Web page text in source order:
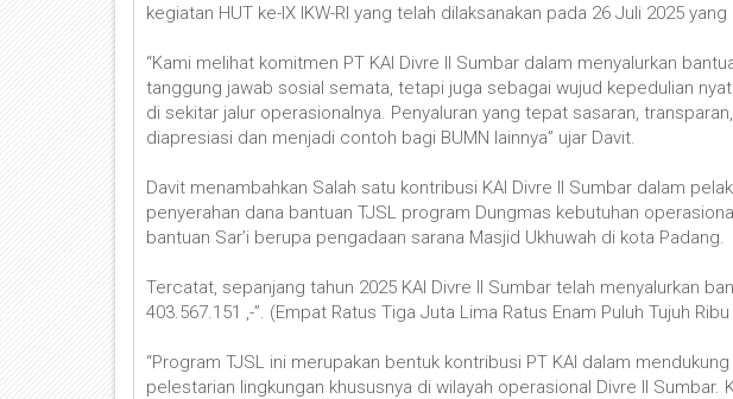
kegiatan HUT ke-IX IKW-RI yang telah dilaksanakan pada 26 Juli 2025 yang
“Kami melihat komitmen PT KAI Divre II Sumbar dalam menyalurkan
tanggung jawab sosial semata, tetapi juga sebagai wujud kepedulian
di sekitar jalur operasionalnya. Penyaluran yang tepat sasaran,
diapresiasi dan menjadi contoh bagi BUMN lainnya” ujar Davit.
Davit menambahkan Salah satu kontribusi KAI Divre II Sumbar dalam
penyerahan dana bantuan TJSL program Dungmas kebutuhan
bantuan Sar’i berupa pengadaan sarana Masjid Ukhuwah di kota Padang.
Tercatat, sepanjang tahun 2025 KAI Divre II Sumbar telah menyalurkan
403.567.151 ,-”. (Empat Ratus Tiga Juta Lima Ratus Enam Puluh Tujuh
“Program TJSL ini merupakan bentuk kontribusi PT KAI dalam
pelestarian lingkungan khususnya di wilayah operasional Divre II Sumbar.